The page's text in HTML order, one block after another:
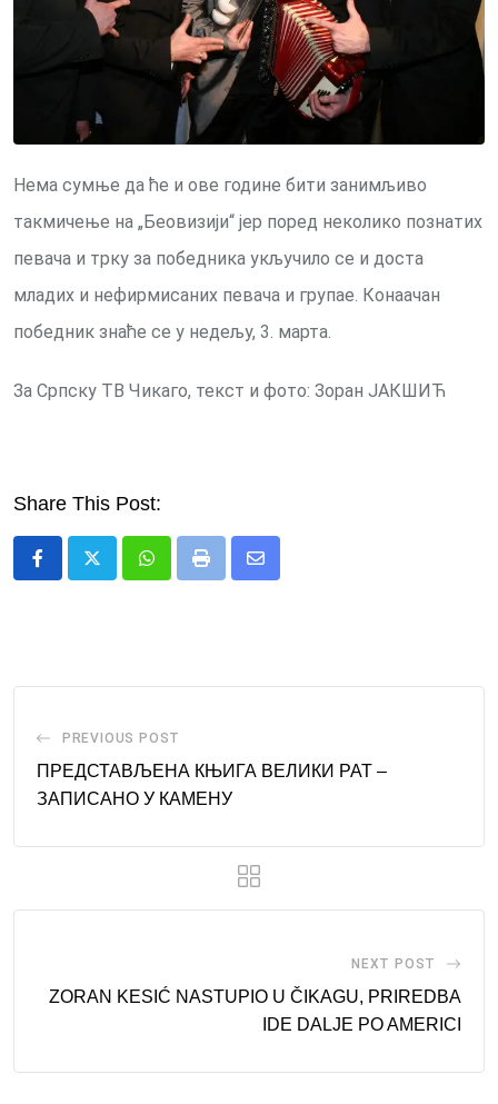
Нема сумње да ће и ове године бити занимљиво
такмичење на „Беовизији“ јер поред неколико познатих
певача и трку за победника укључило се и доста
младих и нефирмисаних певача и групае. Конаачан
победник знаће се у недељу, 3. марта.
За Српску ТВ Чикаго, текст и фото: Зоран ЈАКШИЋ
Share This Post:
WhatsappPrint
Share
PREVIOUS POST
ПРEДСТАВЉЕНА КЊИГА ВЕЛИКИ РАТ –
ЗАПИСАНО У КАМЕНУ
NEXT POST
ZORAN KESIĆ NASTUPIO U ČIKAGU, PRIREDBA
IDE DALJE PO AMERICI